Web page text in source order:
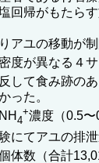
回帰がもたら
アユの移動が
度が異なる４
して食み跡の
った。
4
+濃度（0.5〜
にてアユの排
体数（合計